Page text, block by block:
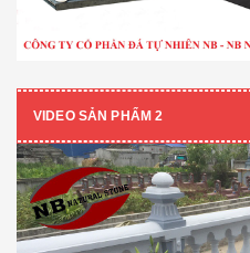
VIDEO SẢN PHẨM 2